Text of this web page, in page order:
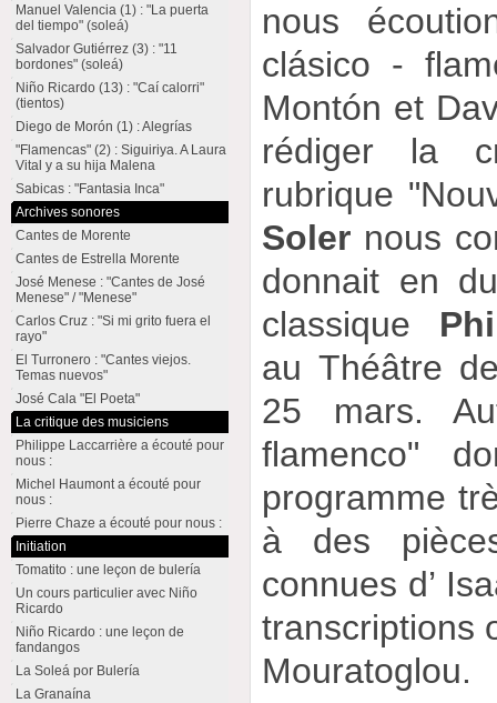
nous
clásico -
Montón et
rédiger la
rubrique
Soler nous
donnait en
classique
au Théâtre
25 mars.
flamenco"
programme
à des
connues d’
transcriptions
Mouratoglou.
Manuel Valencia (1) : "La puerta
del tiempo" (soleá)
Salvador Gutiérrez (3) : "11
bordones" (soleá)
Niño Ricardo (13) : "Caí calorri"
(tientos)
Diego de Morón (1) : Alegrías
"Flamencas" (2) : Siguiriya. A Laura
Vital y a su hija Malena
Sabicas : "Fantasia Inca"
Archives sonores
Cantes de Morente
Cantes de Estrella Morente
José Menese : "Cantes de José
Menese" / "Menese"
Carlos Cruz : "Si mi grito fuera el
rayo"
El Turronero : "Cantes viejos.
Temas nuevos"
José Cala "El Poeta"
La critique des musiciens
Philippe Laccarrière a écouté pour
nous :
Michel Haumont a écouté pour
nous :
Pierre Chaze a écouté pour nous :
Initiation
Tomatito : une leçon de bulería
Un cours particulier avec Niño
Ricardo
Niño Ricardo : une leçon de
fandangos
La Soleá por Bulería
La Granaína